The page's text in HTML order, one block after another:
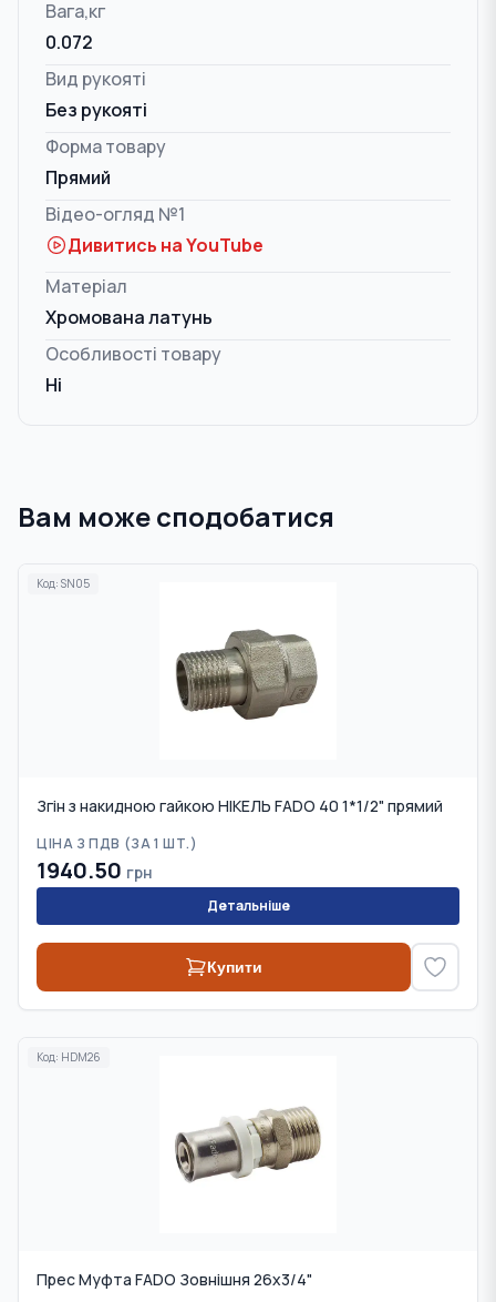
Вага,кг
0.072
Вид рукояті
Без рукояті
Форма товару
Прямий
Відео-огляд №1
Дивитись на YouTube
Матеріал
Хромована латунь
Особливості товару
Ні
Вам може сподобатися
Код: SN05
Згін з накидною гайкою НІКЕЛЬ FADO 40 1*1/2" прямий
ЦІНА З ПДВ (ЗА 1 ШТ.)
1940.50 грн
Детальніше
Купити
Код: HDM26
Прес Муфта FADO Зовнішня 26x3/4"